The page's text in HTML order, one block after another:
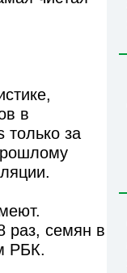
в
только за
раз, семян в
РБК.